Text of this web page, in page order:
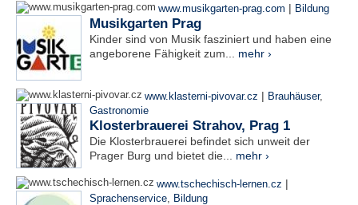
www.musikgarten-prag.com | Bildung
Musikgarten Prag
Kinder sind von Musik fasziniert und haben eine
angeborene Fähigkeit zum... mehr ›
www.klasterni-pivovar.cz | Brauhäuser,
Gastronomie
Klosterbrauerei Strahov, Prag 1
Die Klosterbrauerei befindet sich unweit der
Prager Burg und bietet die... mehr ›
www.tschechisch-lernen.cz |
Sprachenservice, Bildung